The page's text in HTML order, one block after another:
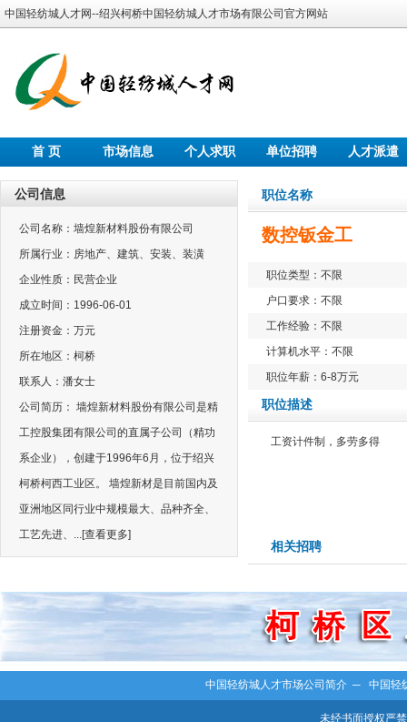
中国轻纺城人才网--绍兴柯桥中国轻纺城人才市场有限公司官方网站
首 页 市场信息 个人求职 单位招聘 人才派遣
公司信息
公司名称：墙煌新材料股份有限公司
所属行业：房地产、建筑、安装、装潢
企业性质：民营企业
成立时间：1996-06-01
注册资金：万元
所在地区：柯桥
联系人：潘女士
公司简历： 墙煌新材料股份有限公司是精
工控股集团有限公司的直属子公司（精功
系企业），创建于1996年6月，位于绍兴
柯桥柯西工业区。 墙煌新材是目前国内及
亚洲地区同行业中规模最大、品种齐全、
工艺先进、...[查看更多]
职位名称
数控钣金工
职位类型：不限
户口要求：不限
工作经验：不限
计算机水平：不限
职位年薪：6-8万元
职位描述
工资计件制，多劳多得
相关招聘
中国轻纺城人才市场公司简介─ 中国轻
未经书面授权严